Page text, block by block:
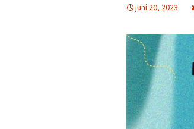
juni 20, 2023